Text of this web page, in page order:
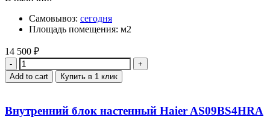
Самовывоз: сегодня
Площадь помещения: м2
14 500 ₽
Quantity
Add to cart Купить в 1 клик
Внутренний блок настенный Haier AS09BS4HRA